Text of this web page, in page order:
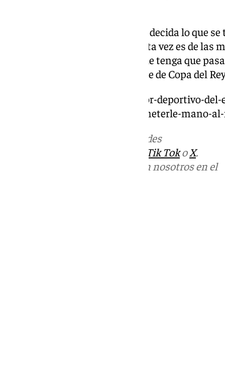
Partido ante el Levante. “Que se decida lo que
las cosas más importantes y esta vez es de las
que piensen que sea lo mejor que tenga que
rueda de prensa previa al choque de Copa del
https://www.101tv.es/el-director-deportivo-
la-copa-por-que-no-podemos-meterle-mano-
en las redes
Tik TokoX.
Puedes ponerte en contacto con nosotros en el